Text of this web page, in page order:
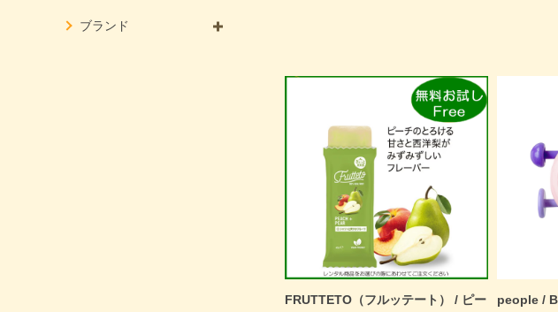
ブランド
FRUTTETO（フルッテート） / ピー
people /